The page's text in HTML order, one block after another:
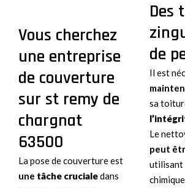
Vous cherchez
une entreprise
de couverture
sur st remy de
chargnat
63500
La pose de couverture est
une tâche crucialedans
Des
de
Il est
sa
Le
peut
utilisant